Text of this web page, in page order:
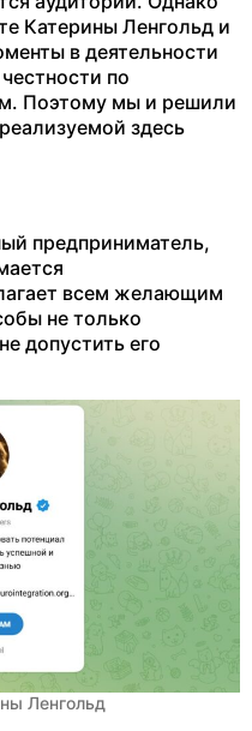
Катерины Ленгольд и
в деятельности
по
Поэтому мы и решили
здесь
предприниматель,
всем желающим
не только
допустить его
Ленгольд